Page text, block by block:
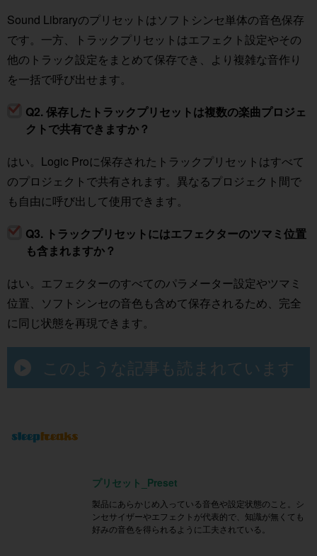
Sound Libraryのプリセットはソフトシンセ単体の音色保存
です。一方、トラックプリセットはエフェクト設定やその
他のトラック設定をまとめて保存でき、より複雑な音作り
を一括で呼び出せます。
Q2. 保存したトラックプリセットは複数の楽曲プロジェ
クトで共有できますか？
はい。Logic Proに保存されたトラックプリセットはすべて
のプロジェクトで共有されます。異なるプロジェクト間で
も自由に呼び出して使用できます。
Q3. トラックプリセットにはエフェクターのツマミ位置
も含まれますか？
はい。エフェクターのすべてのパラメーター設定やツマミ
位置、ソフトシンセの音色も含めて保存されるため、完全
に同じ状態を再現できます。
このような記事も読まれています
プリセット_Preset
製品にあらかじめ入っている音色や設定状態のこと。シ
ンセサイザーやエフェクトが代表的で、知識が無くても
好みの音色を得られるように工夫されている。